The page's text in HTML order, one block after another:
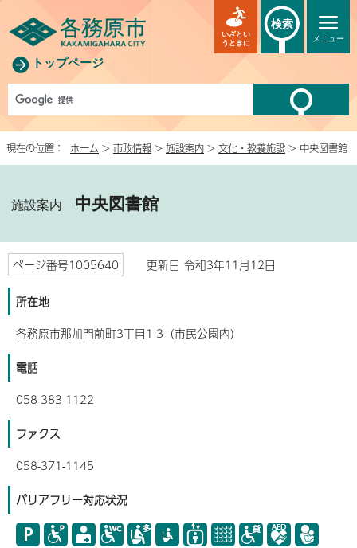
トップページ
メニュー
いざとい
うときに
検索
現在の位置： ホーム > 市政情報 > 施設案内 > 文化・教養施設 > 中央図書館
施設案内 中央図書館
ページ番号1005640 更新日 令和3年11月12日
所在地
各務原市那加門前町3丁目1-3（市民公園内）
電話
058-383-1122
ファクス
058-371-1145
バリアフリー対応状況